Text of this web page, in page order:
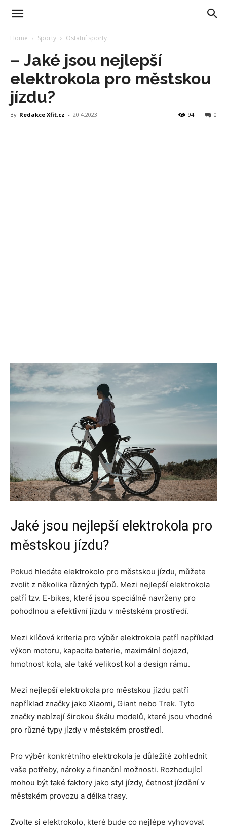
Home Sporty Ostatní sporty
– Jaké jsou nejlepší
elektrokola pro městskou
jízdu?
By Redakce Xfit.cz - 20.4.2023 0
94
Jaké jsou nejlepší elektrokola pro
městskou jízdu?
Pokud hledáte elektrokolo pro městskou jízdu, můžete
zvolit z několika různých typů. Mezi nejlepší elektrokola
patří tzv. E-bikes, které jsou speciálně navrženy pro
pohodlnou a efektivní jízdu v městském prostředí.
Mezi klíčová kriteria pro výběr elektrokola patří například
výkon motoru, kapacita baterie, maximální dojezd,
hmotnost kola, ale také velikost kol a design rámu.
Mezi nejlepší elektrokola pro městskou jízdu patří
například značky jako Xiaomi, Giant nebo Trek. Tyto
značky nabízejí širokou škálu modelů, které jsou vhodné
pro různé typy jízdy v městském prostředí.
Pro výběr konkrétního elektrokola je důležité zohlednit
vaše potřeby, nároky a finanční možnosti. Rozhodující
mohou být také faktory jako styl jízdy, četnost jízdění v
městském provozu a délka trasy.
Zvolte si elektrokolo, které bude co nejlépe vyhovovat